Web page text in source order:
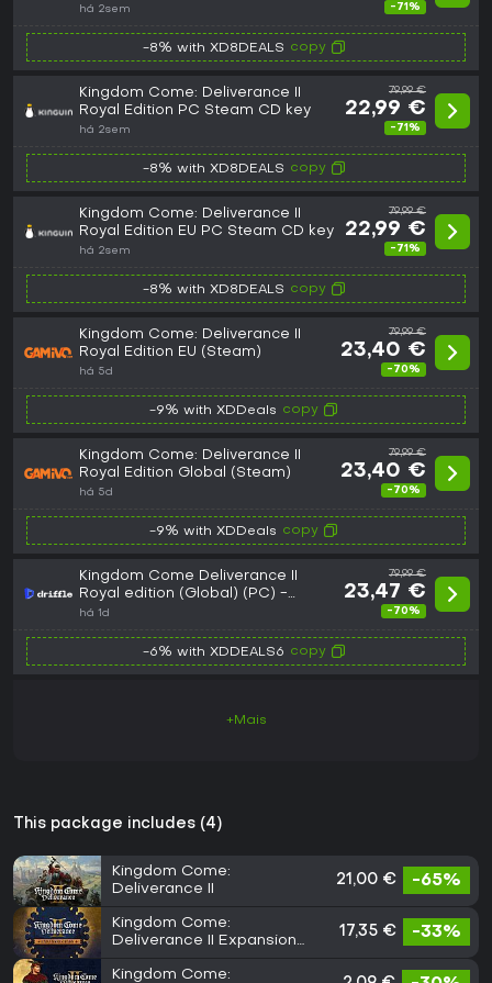
há 2sem -71%
-8% with XD8DEALS copy
Kingdom Come: Deliverance II
Royal Edition PC Steam CD key
há 2sem
79,99 €
22,99 €
-71%
-8% with XD8DEALS copy
Kingdom Come: Deliverance II
Royal Edition EU PC Steam CD key
há 2sem
79,99 €
22,99 €
-71%
-8% with XD8DEALS copy
Kingdom Come: Deliverance II
Royal Edition EU (Steam)
há 5d
79,99 €
23,40 €
-70%
-9% with XDDeals copy
Kingdom Come: Deliverance II
Royal Edition Global (Steam)
há 5d
79,99 €
23,40 €
-70%
-9% with XDDeals copy
Kingdom Come Deliverance II
Royal edition (Global) (PC) -
Steam - Digital Key
há 1d
79,99 €
23,47 €
-70%
-6% with XDDEALS6 copy
+Mais
This package includes (4)
Kingdom Come:
Deliverance II
21,00 € -65%
Kingdom Come:
Deliverance II Expansion
17,35 € -33%
Kingdom Come: